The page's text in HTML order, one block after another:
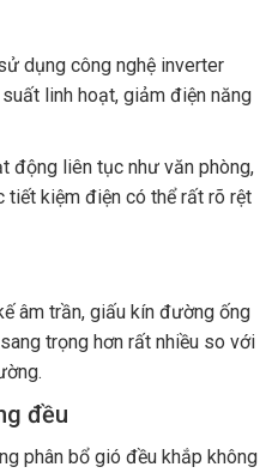
dụng công nghệ inverter
linh hoạt, giảm điện năng
động liên tục như văn phòng,
tiết kiệm điện có thể rất rõ rệt
âm trần, giấu kín đường ống
trọng hơn rất nhiều so với
đều
phân bổ gió đều khắp không